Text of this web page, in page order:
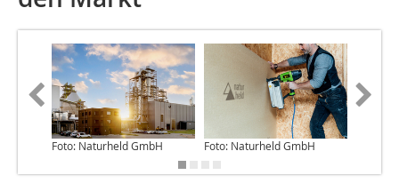
Foto: Naturheld GmbH Foto: Naturheld GmbH